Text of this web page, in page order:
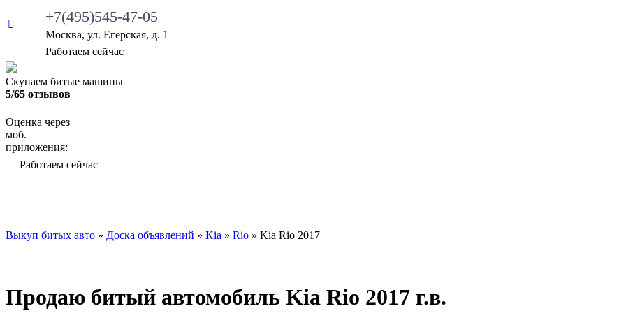
+7(495)545-47-05
Москва, ул. Егерская, д. 1
Работаем сейчас
Скупаем битые машины
5/65 отзывов
Оценка через
моб.
приложения:
Работаем сейчас
Выкуп битых авто » Доска объявлений » Kia » Rio » Kia Rio 2017
Продаю битый автомобиль Kia Rio 2017 г.в.